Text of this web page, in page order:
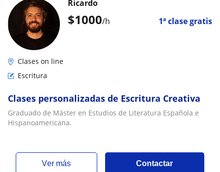
$1000/h 1ª clase gratis
Ricardo
Clases on line
Escritura
Clases personalizadas de Escritura Creativa
Graduado de Máster en Estudios de Literatura Española e
Hispanoamericana.
ver más Contactar